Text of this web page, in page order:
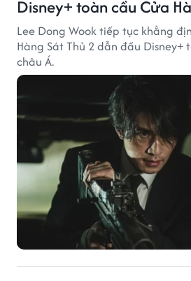
Disney+ toàn cầu Cửa
Lee Dong Wook tiếp tục khẳng
Hàng Sát Thủ 2 dẫn đầu Disney+
châu Á.